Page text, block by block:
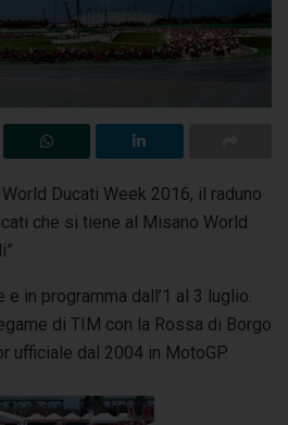
Ducati Week 2016, il raduno
che si tiene al Misano World
in programma dall’1 al 3 luglio.
di TIM con la Rossa di Borgo
ufficiale dal 2004 in MotoGP.